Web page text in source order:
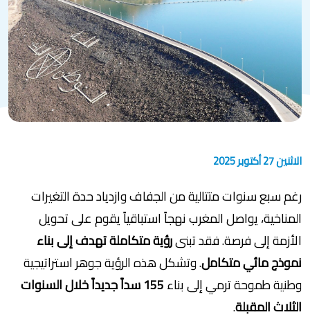
الاثنين 27 أكتوبر 2025
رغم سبع سنوات متتالية من الجفاف وازدياد حدة التغيرات
المناخية، يواصل المغرب نهجاً استباقياً يقوم على تحويل
الأزمة إلى فرصة. فقد تبنىرؤية متكاملة تهدف إلى بناء
نموذج مائي متكامل. وتشكل هذه الرؤية جوهر استراتيجية
وطنية طموحة ترمي إلى بناء
155 سداً جديداً خلال السنوات
الثلاث المقبلة.